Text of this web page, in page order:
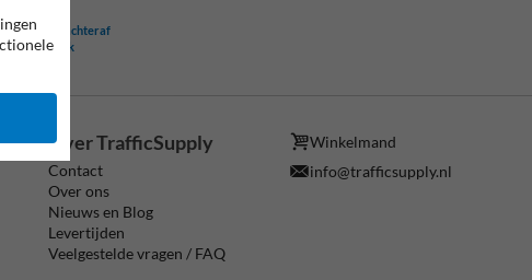
Betaling achteraf
is mogelijk
Over TrafficSupply
Contact
Over ons
Nieuws en Blog
Levertijden
Veelgestelde vragen / FAQ
Winkelmand
info@trafficsupply.nl